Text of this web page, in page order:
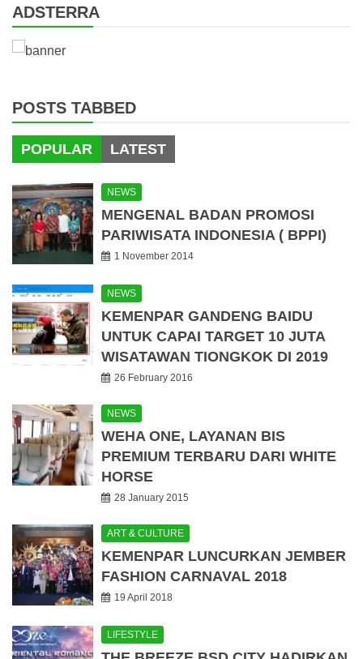
ADSTERRA
POSTS TABBED
POPULAR LATEST
NEWS
MENGENAL BADAN PROMOSI
PARIWISATA INDONESIA ( BPPI)
1 November 2014
NEWS
KEMENPAR GANDENG BAIDU
UNTUK CAPAI TARGET 10 JUTA
WISATAWAN TIONGKOK DI 2019
26 February 2016
NEWS
WEHA ONE, LAYANAN BIS
PREMIUM TERBARU DARI WHITE
HORSE
28 January 2015
ART & CULTURE
KEMENPAR LUNCURKAN JEMBER
FASHION CARNAVAL 2018
19 April 2018
LIFESTYLE